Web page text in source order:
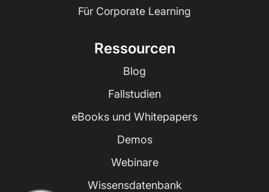
Für Corporate Learning
Ressourcen
Blog
Fallstudien
eBooks und Whitepapers
Demos
Webinare
Wissensdatenbank